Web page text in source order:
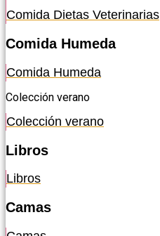
Comida Dietas Veterinarias
Comida Humeda
Comida Humeda
Colección verano
Colección verano
Libros
Libros
Camas